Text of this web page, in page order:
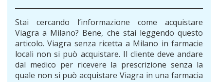
Stai cercando l’informazione come acquistare
Viagra a Milano? Bene, che stai leggendo questo
articolo. Viagra senza ricetta a Milano in farmacie
locali non si può acquistare. Il cliente deve andare
dal medico per ricevere la prescrizione senza la
quale non si può acquistare Viagra in una farmacia